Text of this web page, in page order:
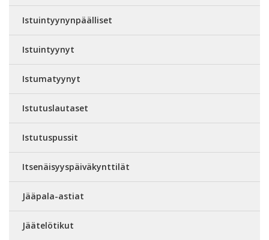
Istuintyynynpäälliset
Istuintyynyt
Istumatyynyt
Istutuslautaset
Istutuspussit
Itsenäisyyspäiväkynttilät
Jääpala-astiat
Jäätelötikut